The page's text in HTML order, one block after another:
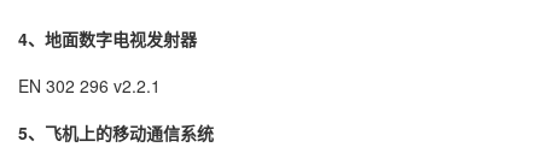
4、地面数字电视发射器
EN 302 296 v2.2.1
5、飞机上的移动通信系统